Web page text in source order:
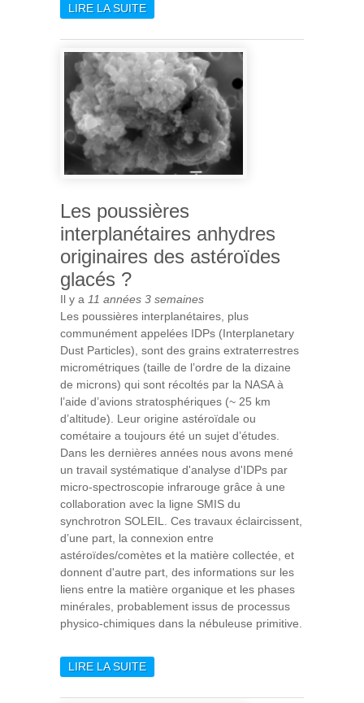
LIRE LA SUITEDE FÊTE DE LA SCIENCE À
Les poussières
interplanétaires anhydres
originaires des astéroïdes
glacés ?
Il y a 11 années 3 semaines
Les poussières interplanétaires, plus
communément appelées IDPs (Interplanetary
Dust Particles), sont des grains extraterrestres
micrométriques (taille de l’ordre de la dizaine
de microns) qui sont récoltés par la NASA à
l’aide d’avions stratosphériques (~ 25 km
d’altitude). Leur origine astéroïdale ou
cométaire a toujours été un sujet d’études.
Dans les dernières années nous avons mené
un travail systématique d'analyse d'IDPs par
micro-spectroscopie infrarouge grâce à une
collaboration avec la ligne SMIS du
synchrotron SOLEIL. Ces travaux éclaircissent,
d’une part, la connexion entre
astéroïdes/comètes et la matière collectée, et
donnent d'autre part, des informations sur les
liens entre la matière organique et les phases
minérales, probablement issus de processus
physico-chimiques dans la nébuleuse primitive.
LIRE LA SUITEDE LES POUSSIÈRES
ANHYDRES ORIGINAIRES